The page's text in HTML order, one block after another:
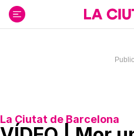
contenido
La Ciutat de Barcelona